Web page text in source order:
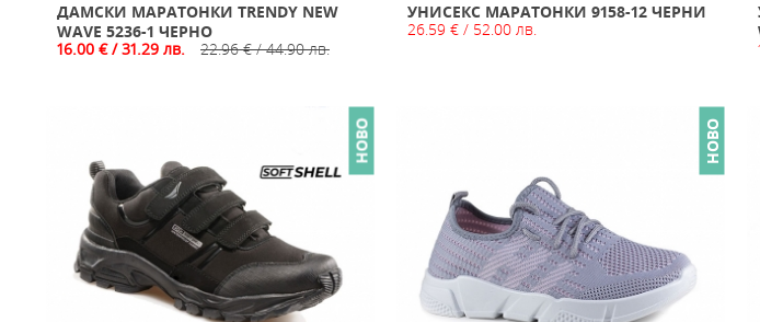
ДАМСКИ МАРАТОНКИ TRENDY NEW
WAVE 5236-1 ЧЕРНО
16.00 € / 31.29 лв.
22.96 € / 44.90 лв.
УНИСЕКС МАРАТОНКИ 9158-12 ЧЕРНИ
26.59 € / 52.00 лв.
НОВО НОВО